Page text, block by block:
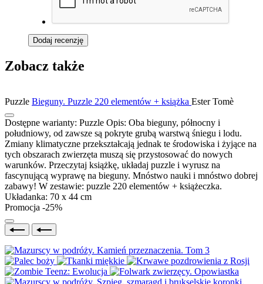
Dodaj recenzję
Zobacz także
Puzzle Bieguny. Puzzle 220 elementów + książka Ester Tomè
Dostępne warianty: Puzzle Opis: Oba bieguny, północny i
południowy, od zawsze są pokryte grubą warstwą śniegu i lodu.
Zmiany klimatyczne przekształcają jednak te środowiska i żyjące na
tych obszarach zwierzęta muszą się przystosować do nowych
warunków. Przeczytaj książkę, układaj puzzle i wyrusz na
fascynującą wyprawę na bieguny. Mnóstwo nauki i mnóstwo dobrej
zabawy! W zestawie: puzzle 220 elementów + książeczka.
Układanka: 70 x 44 cm
Promocja -25%